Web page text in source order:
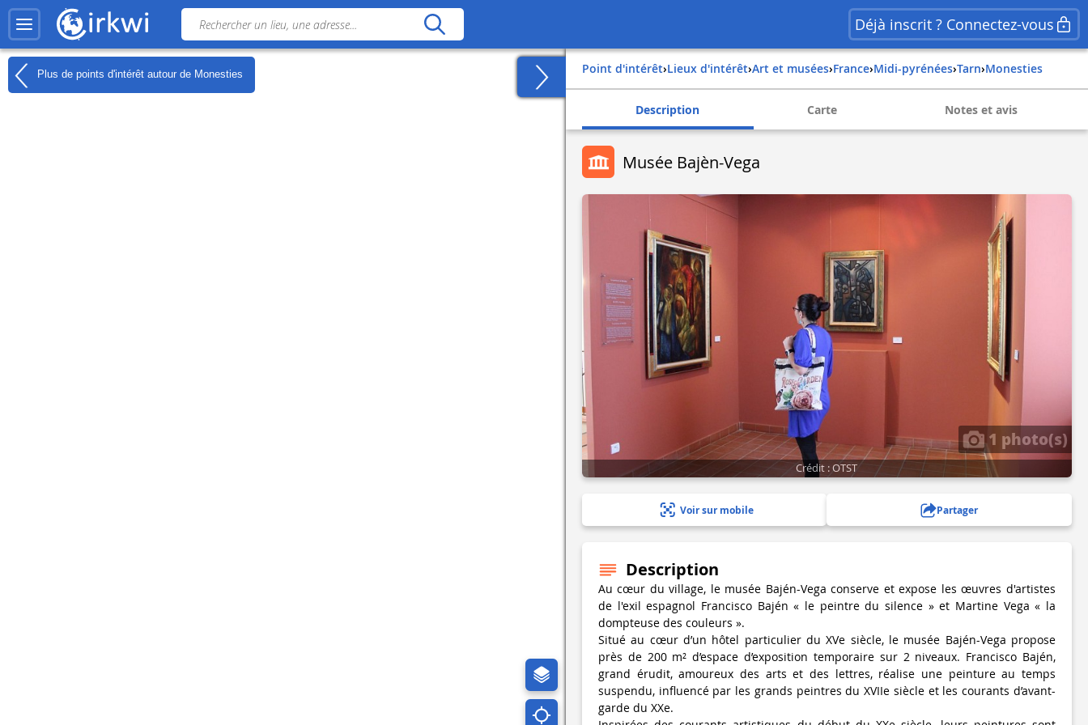
Déjà inscrit ? Connectez-vous
Plus de points d'intérêt autour de Monesties Point d'intérêt› Lieux d'intérêt› Art et musées› france› midi-pyrénées› tarn› monesties
Description Carte Notes et avis
Musée Bajèn-Vega
1 photo(s)
Crédit : OTST
Voir sur mobile Partager
Description
Au cœur du village, le musée Bajén-Vega conserve et expose les œuvres d'artistes
de l'exil espagnol Francisco Bajén « le peintre du silence » et Martine Vega « la
dompteuse des couleurs ».
Situé au cœur d’un hôtel particulier du XVe siècle, le musée Bajén-Vega propose
près de 200 m² d’espace d’exposition temporaire sur 2 niveaux. Francisco Bajén,
grand érudit, amoureux des arts et des lettres, réalise une peinture au temps
suspendu, influencé par les grands peintres du XVIIe siècle et les courants d’avant-
garde du XXe.